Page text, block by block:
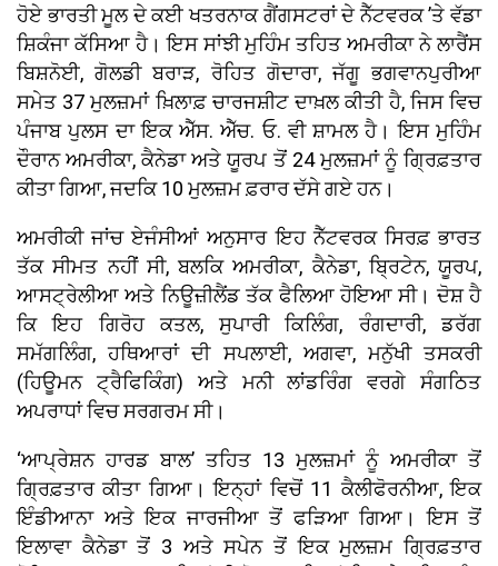
ਹੋਏ ਭਾਰਤੀ ਮੂਲ ਦੇ ਕਈ ਖਤਰਨਾਕ ਗੈਂਗਸਟਰਾਂ ਦੇ ਨੈੱਟਵਰਕ ’ਤੇ ਵੱਡਾ
ਸ਼ਿਕੰਜਾ ਕੱਸਿਆ ਹੈ। ਇਸ ਸਾਂਝੀ ਮੁਹਿੰਮ ਤਹਿਤ ਅਮਰੀਕਾ ਨੇ ਲਾਰੈਂਸ
ਬਿਸ਼ਨੋਈ, ਗੋਲਡੀ ਬਰਾੜ, ਰੋਹਿਤ ਗੋਦਾਰਾ, ਜੱਗੂ ਭਗਵਾਨਪੁਰੀਆ
ਸਮੇਤ 37 ਮੁਲਜ਼ਮਾਂ ਖ਼ਿਲਾਫ਼ ਚਾਰਜਸ਼ੀਟ ਦਾਖ਼ਲ ਕੀਤੀ ਹੈ, ਜਿਸ ਵਿਚ
ਪੰਜਾਬ ਪੁਲਸ ਦਾ ਇਕ ਐੱਸ. ਐੱਚ. ਓ. ਵੀ ਸ਼ਾਮਲ ਹੈ। ਇਸ ਮੁਹਿੰਮ
ਦੌਰਾਨ ਅਮਰੀਕਾ, ਕੈਨੇਡਾ ਅਤੇ ਯੂਰਪ ਤੋਂ 24 ਮੁਲਜ਼ਮਾਂ ਨੂੰ ਗ੍ਰਿਫ਼ਤਾਰ
ਕੀਤਾ ਗਿਆ, ਜਦਕਿ 10 ਮੁਲਜ਼ਮ ਫ਼ਰਾਰ ਦੱਸੇ ਗਏ ਹਨ।
ਅਮਰੀਕੀ ਜਾਂਚ ਏਜੰਸੀਆਂ ਅਨੁਸਾਰ ਇਹ ਨੈੱਟਵਰਕ ਸਿਰਫ਼ ਭਾਰਤ
ਤੱਕ ਸੀਮਤ ਨਹੀਂ ਸੀ, ਬਲਕਿ ਅਮਰੀਕਾ, ਕੈਨੇਡਾ, ਬ੍ਰਿਟੇਨ, ਯੂਰਪ,
ਆਸਟ੍ਰੇਲੀਆ ਅਤੇ ਨਿਊਜ਼ੀਲੈਂਡ ਤੱਕ ਫੈਲਿਆ ਹੋਇਆ ਸੀ। ਦੋਸ਼ ਹੈ
ਕਿ ਇਹ ਗਿਰੋਹ ਕਤਲ, ਸੁਪਾਰੀ ਕਿਲਿੰਗ, ਰੰਗਦਾਰੀ, ਡਰੱਗ
ਸਮੱਗਲਿੰਗ, ਹਥਿਆਰਾਂ ਦੀ ਸਪਲਾਈ, ਅਗਵਾ, ਮਨੁੱਖੀ ਤਸਕਰੀ
(ਹਿਊਮਨ ਟ੍ਰੈਫਿਕਿੰਗ) ਅਤੇ ਮਨੀ ਲਾਂਡਰਿੰਗ ਵਰਗੇ ਸੰਗਠਿਤ
ਅਪਰਾਧਾਂ ਵਿਚ ਸਰਗਰਮ ਸੀ।
‘ਆਪ੍ਰੇਸ਼ਨ ਹਾਰਡ ਬਾਲ’ ਤਹਿਤ 13 ਮੁਲਜ਼ਮਾਂ ਨੂੰ ਅਮਰੀਕਾ ਤੋਂ
ਗ੍ਰਿਫ਼ਤਾਰ ਕੀਤਾ ਗਿਆ। ਇਨ੍ਹਾਂ ਵਿਚੋਂ 11 ਕੈਲੀਫੋਰਨੀਆ, ਇਕ
ਇੰਡੀਆਨਾ ਅਤੇ ਇਕ ਜਾਰਜੀਆ ਤੋਂ ਫੜਿਆ ਗਿਆ। ਇਸ ਤੋਂ
ਇਲਾਵਾ ਕੈਨੇਡਾ ਤੋਂ 3 ਅਤੇ ਸਪੇਨ ਤੋਂ ਇਕ ਮੁਲਜ਼ਮ ਗ੍ਰਿਫ਼ਤਾਰ